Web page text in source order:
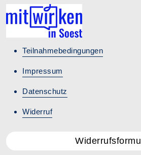
Teilnahmebedingungen
Impressum
Datenschutz
Widerruf